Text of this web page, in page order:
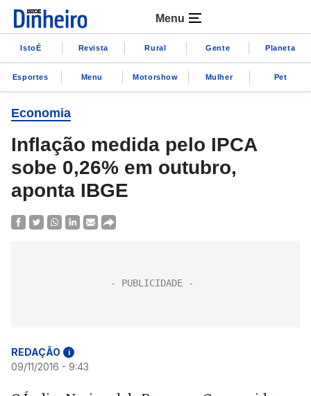
Menu
IstoÉ Revista Rural Gente Planeta
Esportes Menu Motorshow Mulher Pet
Economia
Inflação medida pelo IPCA
sobe 0,26% em outubro,
aponta IBGE
REDAÇÃO i
09/11/2016 - 9:43